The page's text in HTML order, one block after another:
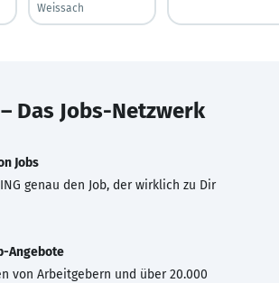
Weissach
– Das Jobs-Netzwerk
Jobs
genau den Job, der wirklich zu Dir
Angebote
von Arbeitgebern und über 20.000